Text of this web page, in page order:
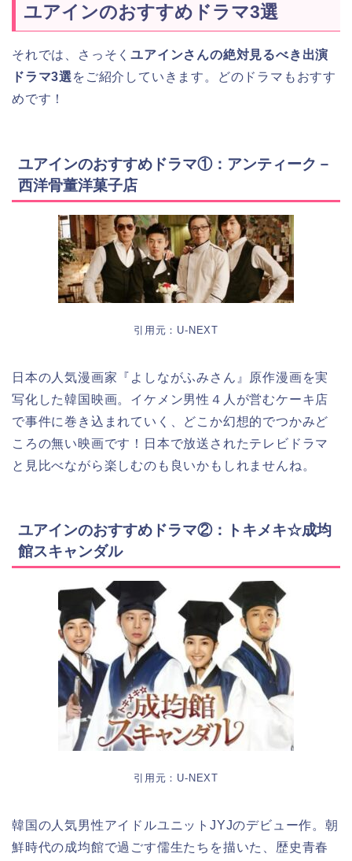
ユアインのおすすめドラマ3選
それでは、さっそくユアインさんの絶対見るべき出演
ドラマ3選 をご紹介していきます。どのドラマもおすす
めです！
ユアインのおすすめドラマ①：アンティーク－
西洋骨董洋菓子店
引用元：U-NEXT
日本の人気漫画家『よしながふみさん』原作漫画を実
写化した韓国映画。イケメン男性４人が営むケーキ店
で事件に巻き込まれていく、どこか幻想的でつかみど
ころの無い映画です！日本で放送されたテレビドラマ
と見比べながら楽しむのも良いかもしれませんね。
ユアインのおすすめドラマ②：トキメキ☆成均
館スキャンダル
引用元：U-NEXT
韓国の人気男性アイドルユニットJYJのデビュー作。朝
鮮時代の成均館で過ごす儒生たちを描いた、歴史青春